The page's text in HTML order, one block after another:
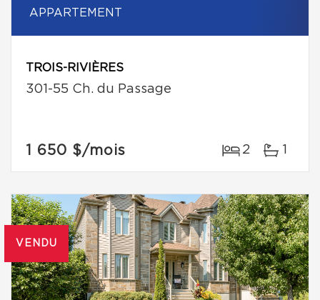
APPARTEMENT
TROIS-RIVIÈRES
301-55 Ch. du Passage
1 650 $/mois 2 1
VENDU